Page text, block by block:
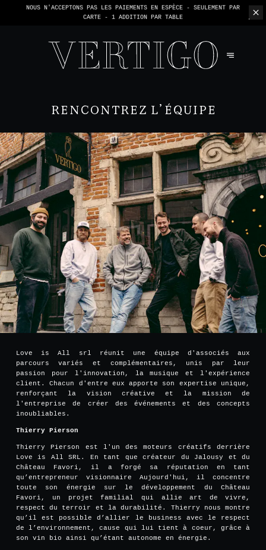
NOUS N'ACCEPTONS PAS LES PAIEMENTS EN ESPÈCE - SEULEMENT PAR
CARTE - 1 ADDITION PAR TABLE
RENCONTREZ L’ÉQUIPE
Love is All srl réunit une équipe d'associés aux
parcours variés et complémentaires, unis par leur
passion pour l'innovation, la musique et l'expérience
client. Chacun d'entre eux apporte son expertise unique,
renforçant la vision créative et la mission de
l'entreprise de créer des événements et des concepts
inoubliables.
Thierry Pierson
Thierry Pierson est l'un des moteurs créatifs derrière
Love is All SRL. En tant que créateur du Jalousy et du
Château Favori, il a forgé sa réputation en tant
qu’entrepreneur visionnaire Aujourd'hui, il concentre
toute son énergie sur le développement du Château
Favori, un projet familial qui allie art de vivre,
respect du terroir et la durabilité. Thierry nous montre
qu’il est possible d’allier le business avec le respect
de l’environnement, cause qui lui tient à coeur, grâce à
son vin bio ainsi qu’étant autonome en énergie.